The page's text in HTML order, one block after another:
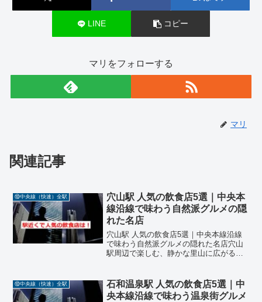
LINE コピー
マリをフォローする
マリ
関連記事
⑩中央線（快速）全駅
穴山駅 人気の飲食店5選｜中央本
線沿線で味わう自然派グルメの隠
れた名店
穴山駅 人気の飲食店5選｜中央本線沿線
で味わう自然派グルメの隠れた名店穴山
駅周辺で楽しむ、静かな里山に広がる絶
な里山の風景が広がる癒しのスポットで
す。駅周辺には、地元の...
⑩中央線（快速）全駅
石和温泉駅 人気の飲食店5選｜中
央本線沿線で味わう温泉街グルメ